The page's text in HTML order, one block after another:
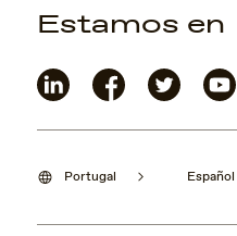
Portugal Español
Estamos en